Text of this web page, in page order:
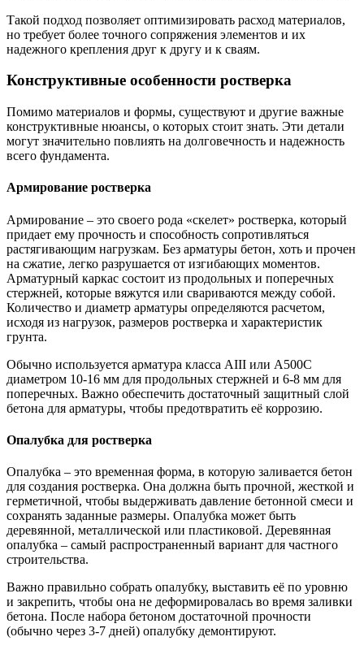
Такой подход позволяет оптимизировать расход материалов,
но требует более точного сопряжения элементов и их
надежного крепления друг к другу и к сваям.
Конструктивные особенности ростверка
Помимо материалов и формы, существуют и другие важные
конструктивные нюансы, о которых стоит знать. Эти детали
могут значительно повлиять на долговечность и надежность
всего фундамента.
Армирование ростверка
Армирование – это своего рода «скелет» ростверка, который
придает ему прочность и способность сопротивляться
растягивающим нагрузкам. Без арматуры бетон, хоть и прочен
на сжатие, легко разрушается от изгибающих моментов.
Арматурный каркас состоит из продольных и поперечных
стержней, которые вяжутся или свариваются между собой.
Количество и диаметр арматуры определяются расчетом,
исходя из нагрузок, размеров ростверка и характеристик
грунта.
Обычно используется арматура класса АIII или А500С
диаметром 10-16 мм для продольных стержней и 6-8 мм для
поперечных. Важно обеспечить достаточный защитный слой
бетона для арматуры, чтобы предотвратить её коррозию.
Опалубка для ростверка
Опалубка – это временная форма, в которую заливается бетон
для создания ростверка. Она должна быть прочной, жесткой и
герметичной, чтобы выдерживать давление бетонной смеси и
сохранять заданные размеры. Опалубка может быть
деревянной, металлической или пластиковой. Деревянная
опалубка – самый распространенный вариант для частного
строительства.
Важно правильно собрать опалубку, выставить её по уровню
и закрепить, чтобы она не деформировалась во время заливки
бетона. После набора бетоном достаточной прочности
(обычно через 3-7 дней) опалубку демонтируют.